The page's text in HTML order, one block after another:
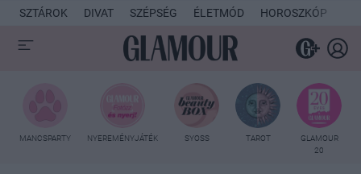
SZTÁROK DIVAT SZÉPSÉG ÉLETMÓD HOROSZKÓP
MANCSPARTY NYEREMÉNYJÁTÉK SYOSS TAROT
GLAMOUR
20